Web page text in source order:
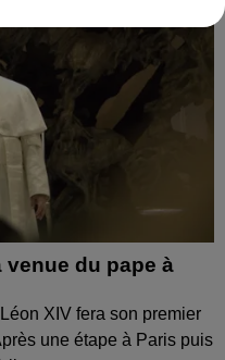
du pape à
XIV fera son premier
une étape à Paris puis